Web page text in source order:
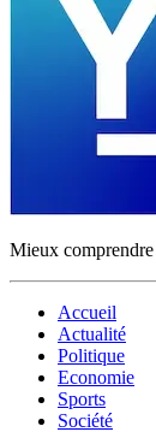
Mieux
Accueil
Actualité
Politique
Economie
Sports
Société